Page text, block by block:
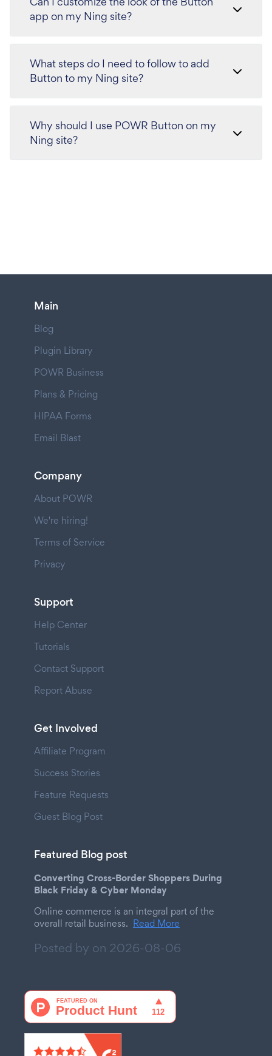
app on my Ning site?
What steps do I need to follow to add
Button to my Ning site?
Why should I use POWR Button on my
Ning site?
Main
Blog
Plugin Library
POWR Business
Plans & Pricing
HIPAA Forms
Email Blast
Company
About POWR
We're hiring!
Terms of Service
Privacy
Support
Help Center
Tutorials
Contact Support
Report Abuse
Get Involved
Affiliate Program
Success Stories
Feature Requests
Guest Blog Post
Featured Blog post
Converting Cross-Border Shoppers During
Black Friday & Cyber Monday
Online commerce is an integral part of the
overall retail business. Read More
Posted by on 2026-08-06